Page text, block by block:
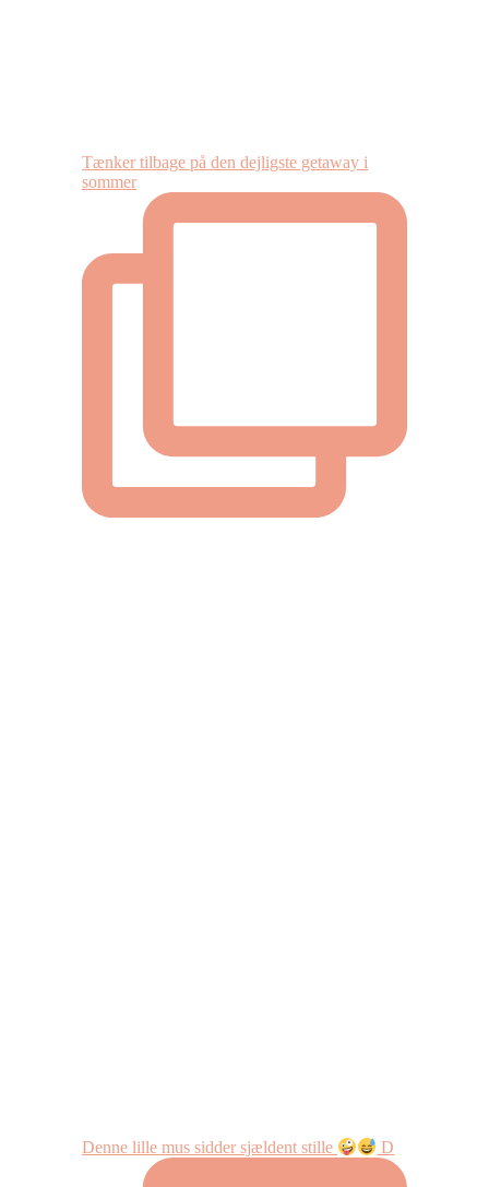
Tænker tilbage på den dejligste getaway i
sommer
Denne lille mus sidder sjældent stille D